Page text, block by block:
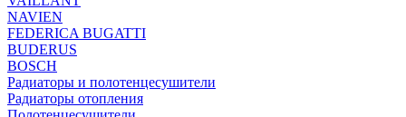
NAVIEN
FEDERICA BUGATTI
BUDERUS
BOSCH
Радиаторы и полотенцесушители
Радиаторы отопления